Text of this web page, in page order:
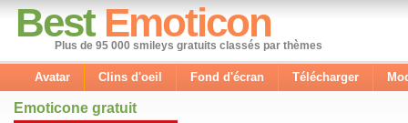
Best Emoticon
Plus de 95 000 smileys gratuits classés par thèmes
Avatar Clins d'oeil Fond d'écran Télécharger
Emoticone gratuit